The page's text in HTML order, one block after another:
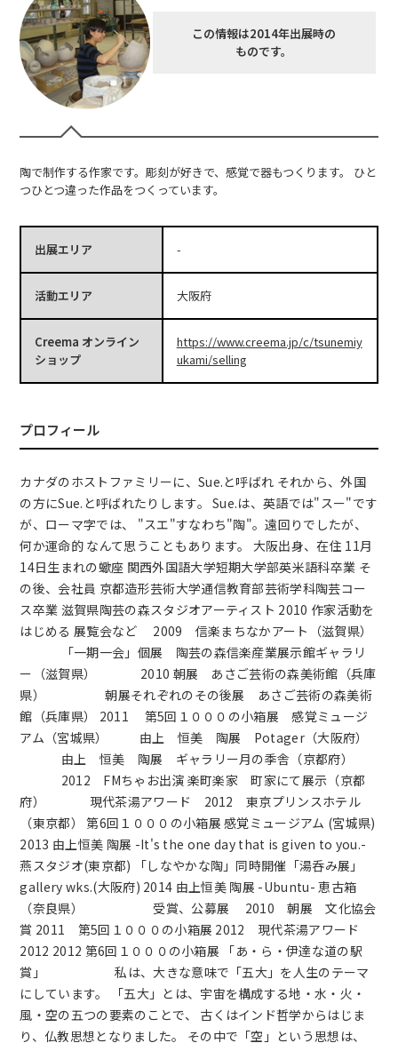
この情報は2014年出展時の
ものです。
陶で制作する作家です。彫刻が好きで、感覚で器もつくります。 ひと
つひとつ違った作品をつくっています。
出展エリア -
活動エリア 大阪府
Creema オンライン
ショップ
https://www.creema.jp/c/tsunemiy
ukami/selling
プロフィール
カナダのホストファミリーに、Sue.と呼ばれ それから、外国
の方にSue.と呼ばれたりします。 Sue.は、英語では"スー"です
が、ローマ字では、 "スエ"すなわち"陶"。遠回りでしたが、
何か運命的 なんて思うこともあります。 大阪出身、在住 11月
14日生まれの蠍座 関西外国語大学短期大学部英米語科卒業 そ
の後、会社員 京都造形芸術大学通信教育部芸術学科陶芸コー
ス卒業 滋賀県陶芸の森スタジオアーティスト 2010 作家活動を
はじめる 展覧会など 2009 信楽まちなかアート（滋賀県）
「一期一会」個展 陶芸の森信楽産業展示館ギャラリ
ー（滋賀県） 2010 朝展 あさご芸術の森美術館（兵庫
県） 朝展それぞれのその後展 あさご芸術の森美術
館（兵庫県） 2011 第5回１０００の小箱展 感覚ミュージ
アム（宮城県） 由上 恒美 陶展 Potager（大阪府）
由上 恒美 陶展 ギャラリー月の季舎（京都府）
2012 FMちゃお出演 楽町楽家 町家にて展示（京都
府） 現代茶湯アワード 2012 東京プリンスホテル
（東京都） 第6回１０００の小箱展 感覚ミュージアム (宮城県)
2013 由上恒美 陶展 -It's the one day that is given to you.-
燕スタジオ(東京都) 「しなやかな陶」同時開催「湯呑み展」
gallery wks.(大阪府) 2014 由上恒美 陶展 -Ubuntu- 恵古箱
（奈良県） 受賞、公募展 2010 朝展 文化協会
賞 2011 第5回１０００の小箱展 2012 現代茶湯アワード
2012 2012 第6回１０００の小箱展 「あ・ら・伊達な道の駅
賞」 私は、大きな意味で「五大」を人生のテーマ
にしています。 「五大」とは、宇宙を構成する地・水・火・
風・空の五つの要素のことで、 古くはインド哲学からはじま
り、仏教思想となりました。 その中で「空」という思想は、